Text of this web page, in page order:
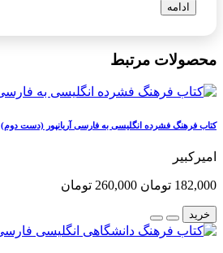
ادامه
محصولات مرتبط
کتاب فرهنگ فشرده انگلیسی به فارسی آریانپور (دست دوم)
امیرکبیر
182,000 تومان 260,000 تومان
خرید